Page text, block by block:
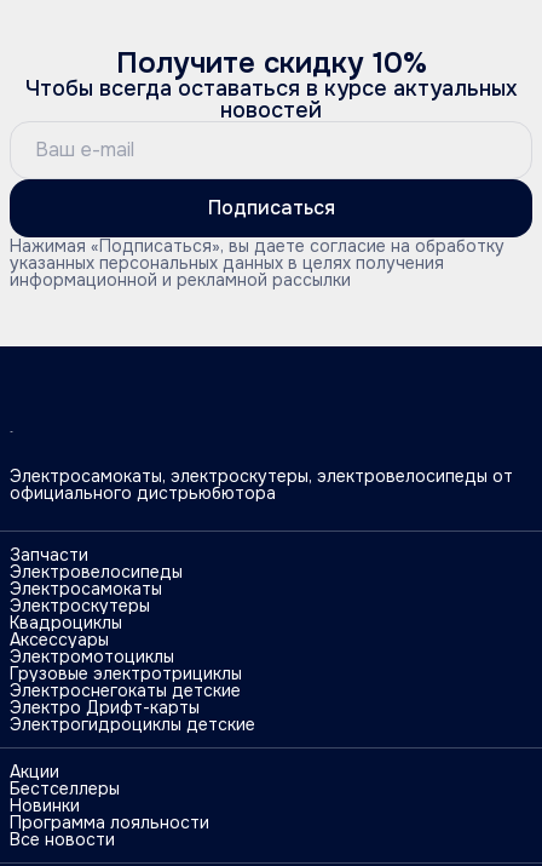
Получите скидку 10%
Чтобы всегда оставаться в курсе актуальных
новостей
Подписаться
Нажимая «Подписаться», вы даете согласие на обработку
указанных персональных данных в целях получения
информационной и рекламной рассылки
Электросамокаты, электроскутеры, электровелосипеды от
официального дистрьюбютора
Запчасти
Электровелосипеды
Электросамокаты
Электроскутеры
Квадроциклы
Аксессуары
Электромотоциклы
Грузовые электротрициклы
Электроснегокаты детские
Электро Дрифт-карты
Электрогидроциклы детские
Акции
Бестселлеры
Новинки
Программа лояльности
Все новости